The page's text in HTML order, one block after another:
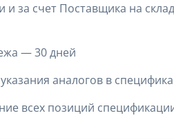
и за счет Поставщика на
— 30 дней
аналогов в
всех позиций